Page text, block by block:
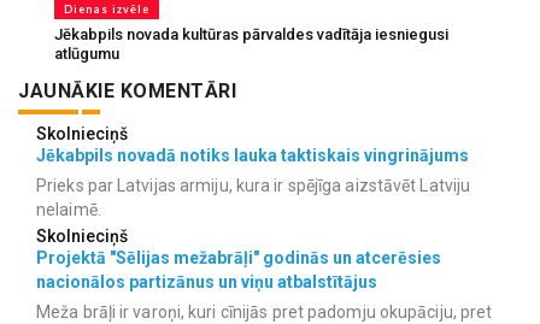
Dienas izvēle
Jēkabpils novada kultūras pārvaldes vadītāja iesniegusi
atlūgumu
JAUNĀKIE KOMENTĀRI
Skolnieciņš
Jēkabpils novadā notiks lauka taktiskais vingrinājums
Prieks par Latvijas armiju, kura ir spējīga aizstāvēt Latviju
nelaimē.
Skolnieciņš
Projektā "Sēlijas mežabrāļi" godinās un atcerēsies
nacionālos partizānus un viņu atbalstītājus
Meža brāļi ir varoņi, kuri cīnijās pret padomju okupāciju, pret